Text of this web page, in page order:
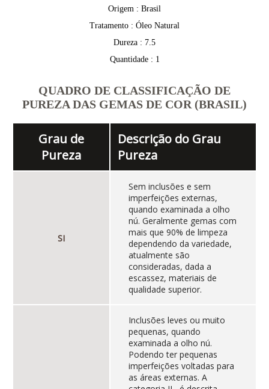
Origem : Brasil
Tratamento : Óleo Natural
Dureza : 7.5
Quantidade : 1
QUADRO DE CLASSIFICAÇÃO DE
PUREZA DAS GEMAS DE COR (BRASIL)
Grau de
Pureza
Descrição do Grau
Pureza
SI
Sem inclusões e sem
imperfeições externas,
quando examinada a olho
nú. Geralmente gemas com
mais que 90% de limpeza
dependendo da variedade,
atualmente são
consideradas, dada a
escassez, materiais de
qualidade superior.
Inclusões leves ou muito
pequenas, quando
examinada a olho nú.
Podendo ter pequenas
imperfeições voltadas para
as áreas externas. A